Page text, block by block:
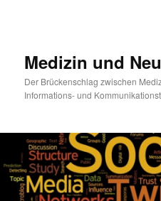
Medizin und
Der Brückenschlag zwischen
Informations- und